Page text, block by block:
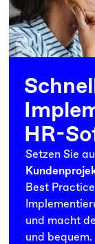
HR-
Setzen Sie
Best
und macht
und bequem.